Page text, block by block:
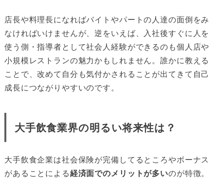
店長や料理長になればバイトやパートの人達の面倒をみ
なければいけませんが、逆をいえば、入社後すぐに人を
使う側・指導者として社会人経験ができるのも個人店や
小規模レストランの魅力かもしれません。誰かに教える
ことで、改めて自分も気付かされることが出てきて自己
成長につながりやすいのです。
大手飲食業界の明るい将来性は？
大手飲食企業は社会保険が完備してるところやボーナス
があることによる経済面でのメリットが多いのが特徴。